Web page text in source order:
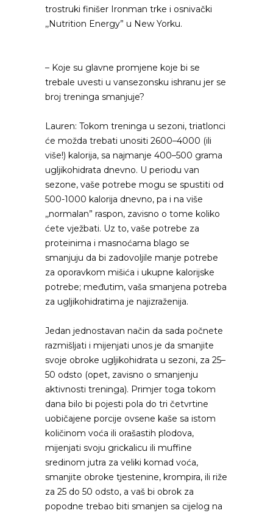
trostruki finišer Ironman trke i osnivački
,,Nutrition Energy” u New Yorku.
– Koje su glavne promjene koje bi se
trebale uvesti u vansezonsku ishranu jer se
broj treninga smanjuje?
Lauren: Tokom treninga u sezoni, triatlonci
će možda trebati unositi 2600–4000 (ili
više!) kalorija, sa najmanje 400–500 grama
ugljikohidrata dnevno. U periodu van
sezone, vaše potrebe mogu se spustiti od
500-1000 kalorija dnevno, pa i na više
,,normalan” raspon, zavisno o tome koliko
ćete vježbati. Uz to, vaše potrebe za
proteinima i masnoćama blago se
smanjuju da bi zadovoljile manje potrebe
za oporavkom mišića i ukupne kalorijske
potrebe; međutim, vaša smanjena potreba
za ugljikohidratima je najizraženija.
Jedan jednostavan način da sada počnete
razmišljati i mijenjati unos je da smanjite
svoje obroke ugljikohidrata u sezoni, za 25–
50 odsto (opet, zavisno o smanjenju
aktivnosti treninga). Primjer toga tokom
dana bilo bi pojesti pola do tri četvrtine
uobičajene porcije ovsene kaše sa istom
količinom voća ili orašastih plodova,
mijenjati svoju grickalicu ili muffine
sredinom jutra za veliki komad voća,
smanjite obroke tjestenine, krompira, ili riže
za 25 do 50 odsto, a vaš bi obrok za
popodne trebao biti smanjen sa cijelog na